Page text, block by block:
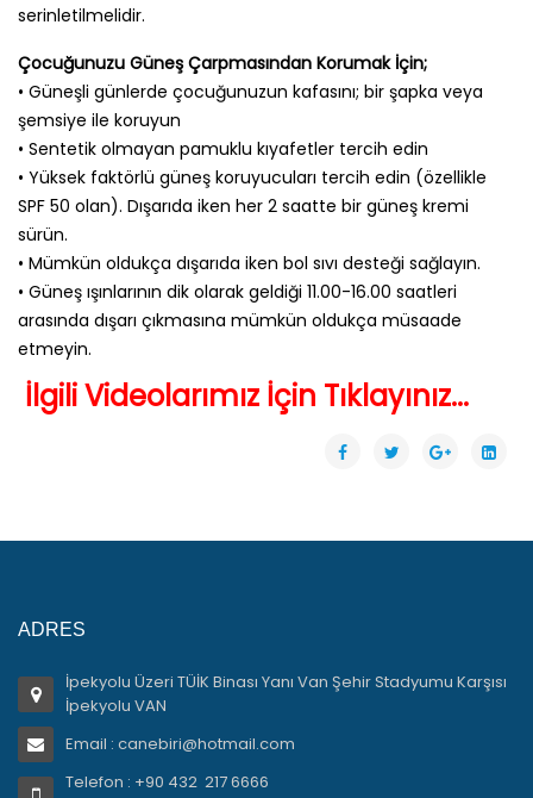
serinletilmelidir.
Çocuğunuzu Güneş Çarpmasından Korumak İçin;
• Güneşli günlerde çocuğunuzun kafasını; bir şapka veya
şemsiye ile koruyun
• Sentetik olmayan pamuklu kıyafetler tercih edin
• Yüksek faktörlü güneş koruyucuları tercih edin (özellikle
SPF 50 olan). Dışarıda iken her 2 saatte bir güneş kremi
sürün.
• Mümkün oldukça dışarıda iken bol sıvı desteği sağlayın.
• Güneş ışınlarının dik olarak geldiği 11.00-16.00 saatleri
arasında dışarı çıkmasına mümkün oldukça müsaade
etmeyin.
İlgili Videolarımız İçin Tıklayınız...
ADRES
İpekyolu Üzeri TÜİK Binası Yanı Van Şehir Stadyumu Karşısı
İpekyolu VAN
Email : canebiri@hotmail.com
Telefon : +90 432 217 6666